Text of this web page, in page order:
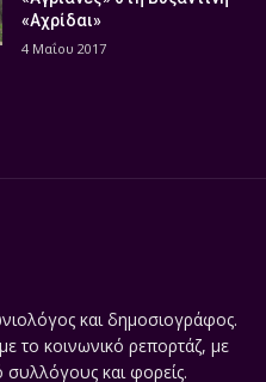
«Αχρίδαι»
4 Μαΐου 2017
και δημοσιογράφος.
το κοινωνικό ρεπορτάζ, με
και φορείς.